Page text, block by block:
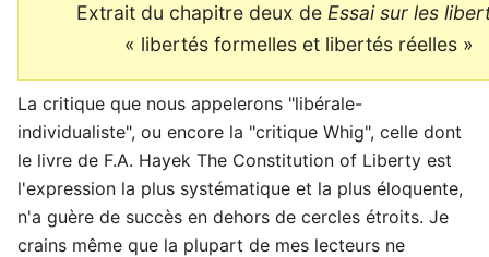
Extrait du chapitre deux de Essai sur les
« libertés formelles et libertés réelles »
La critique que nous appelerons "libérale-
individualiste", ou encore la "critique Whig", celle dont
le livre de F.A. Hayek The Constitution of Liberty est
l'expression la plus systématique et la plus éloquente,
n'a guère de succès en dehors de cercles étroits. Je
crains même que la plupart de mes lecteurs ne